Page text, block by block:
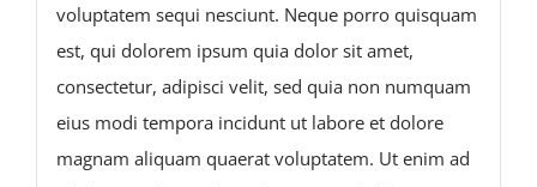
voluptatem sequi nesciunt. Neque porro quisquam
est, qui dolorem ipsum quia dolor sit amet,
consectetur, adipisci velit, sed quia non numquam
eius modi tempora incidunt ut labore et dolore
magnam aliquam quaerat voluptatem. Ut enim ad